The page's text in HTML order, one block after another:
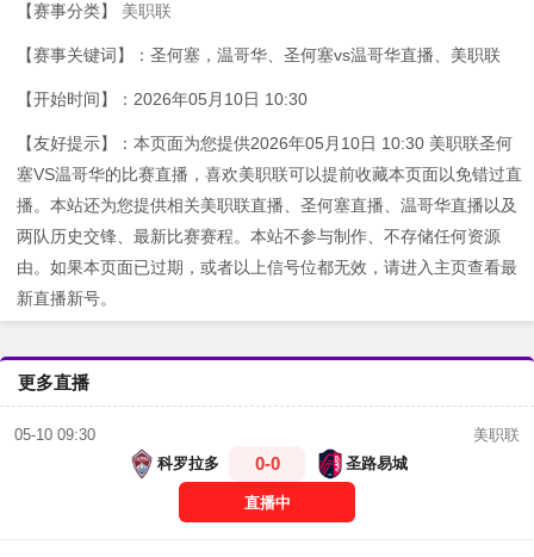
【赛事分类】 美职联
【赛事关键词】：圣何塞，温哥华、圣何塞vs温哥华直播、美职联
【开始时间】：2026年05月10日 10:30
【友好提示】：本页面为您提供2026年05月10日 10:30 美职联圣何
塞VS温哥华的比赛直播，喜欢美职联可以提前收藏本页面以免错过直
播。本站还为您提供相关美职联直播、圣何塞直播、温哥华直播以及
两队历史交锋、最新比赛赛程。本站不参与制作、不存储任何资源
由。如果本页面已过期，或者以上信号位都无效，请进入主页查看最
新直播新号。
更多直播
05-10 09:30
美职联
科罗拉多
0-0 圣路易城
直播中